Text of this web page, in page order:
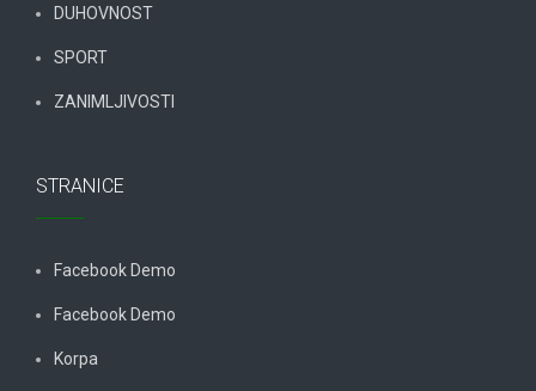
DUHOVNOST
SPORT
ZANIMLJIVOSTI
STRANICE
Facebook Demo
Facebook Demo
Korpa